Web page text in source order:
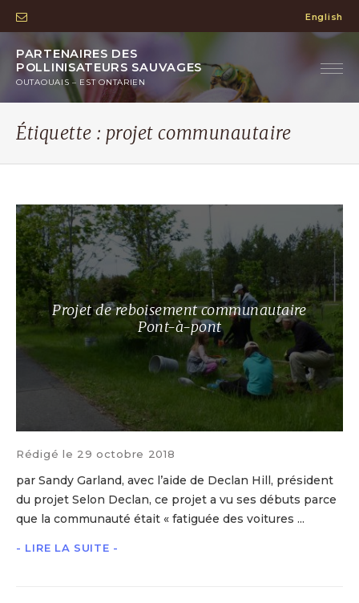
English
PARTENAIRES DES
POLLINISATEURS SAUVAGES
OUTAOUAIS – EST ONTARIEN
Étiquette : projet communautaire
Projet de reboisement communautaire
Pont-à-pont
Rédigé le 29 octobre 2018
par Sandy Garland, avec l’aide de Declan Hill, président
du projet Selon Declan, ce projet a vu ses débuts parce
que la communauté était « fatiguée des voitures ...
- LIRE LA SUITE -